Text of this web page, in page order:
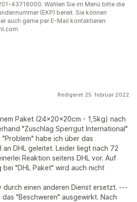
43716000. Wählen Sie im Menü bitte die
(EKP) bereit. Sie können
auch gerne per E-Mail kontaktieren:
Redigeret 25. februar 2022
Paket (24x20x20cm - 1,5kg) nach
"Zuschlag Sperrgut International"
habe ich über das
DHL geleitet. Leider liegt nach 72
Reaktion seitens DHL vor. Auf
"DHL Paket" wird auch nicht
durch einen anderen Dienst ersetzt. ---
"Beschweren" ausgewirkt. Nach